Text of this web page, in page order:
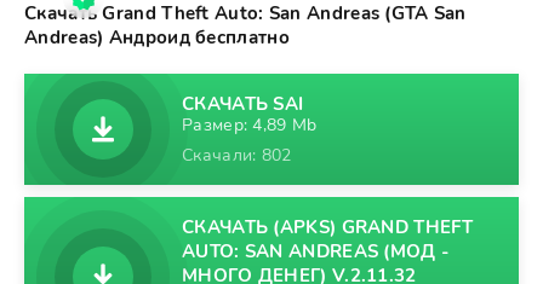
Скачать Grand Theft Auto: San Andreas (GTA San
Andreas) Андроид бесплатно
СКАЧАТЬ SAI
Размер: 4,89 Mb
Скачали: 802
СКАЧАТЬ (APKS) GRAND THEFT
AUTO: SAN ANDREAS (МОД -
МНОГО ДЕНЕГ) V.2.11.32